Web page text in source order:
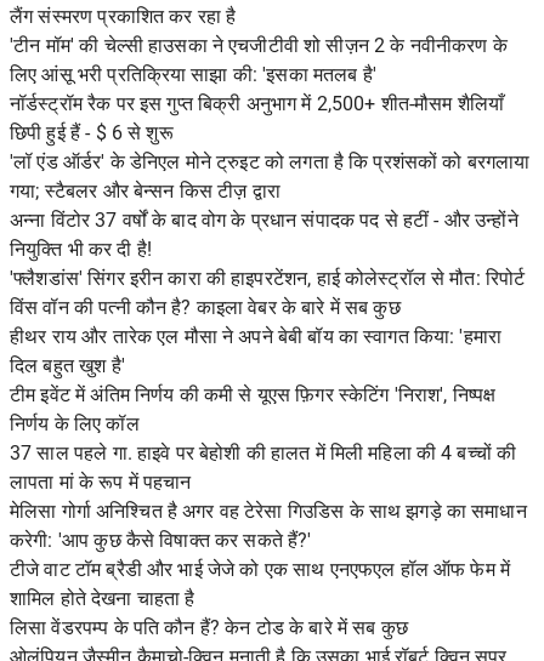
लैंग संस्मरण प्रकाशित कर रहा है
'टीन मॉम' की चेल्सी हाउसका ने एचजीटीवी शो सीज़न 2 के नवीनीकरण के
लिए आंसू भरी प्रतिक्रिया साझा की: 'इसका मतलब है'
नॉर्डस्ट्रॉम रैक पर इस गुप्त बिक्री अनुभाग में 2,500+ शीत-मौसम शैलियाँ
छिपी हुई हैं - $ 6 से शुरू
'लॉ एंड ऑर्डर' के डेनिएल मोने ट्रुइट को लगता है कि प्रशंसकों को बरगलाया
गया; स्टैबलर और बेन्सन किस टीज़ द्वारा
अन्ना विंटोर 37 वर्षों के बाद वोग के प्रधान संपादक पद से हटीं - और उन्होंने
नियुक्ति भी कर दी है!
'फ्लैशडांस' सिंगर इरीन कारा की हाइपरटेंशन, हाई कोलेस्ट्रॉल से मौत: रिपोर्ट
विंस वॉन की पत्नी कौन है? काइला वेबर के बारे में सब कुछ
हीथर राय और तारेक एल मौसा ने अपने बेबी बॉय का स्वागत किया: 'हमारा
दिल बहुत खुश है'
टीम इवेंट में अंतिम निर्णय की कमी से यूएस फ़िगर स्केटिंग 'निराश', निष्पक्ष
निर्णय के लिए कॉल
37 साल पहले गा. हाइवे पर बेहोशी की हालत में मिली महिला की 4 बच्चों की
लापता मां के रूप में पहचान
मेलिसा गोर्गा अनिश्चित है अगर वह टेरेसा गिउडिस के साथ झगड़े का समाधान
करेगी: 'आप कुछ कैसे विषाक्त कर सकते हैं?'
टीजे वाट टॉम ब्रैडी और भाई जेजे को एक साथ एनएफएल हॉल ऑफ फेम में
शामिल होते देखना चाहता है
लिसा वेंडरपम्प के पति कौन हैं? केन टोड के बारे में सब कुछ